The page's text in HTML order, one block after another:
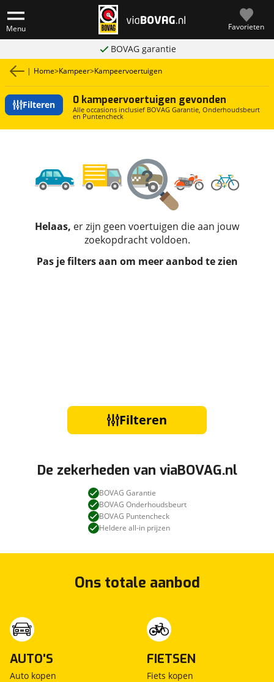
Menu Favorieten
BOVAG garantie
| Home>Kampeer>Kampeervoertuigen
Filteren 0 kampeervoertuigen gevonden
Alle occasions inclusief BOVAG Garantie, Onderhoudsbeurt
en Puntencheck
Helaas, er zijn geen voertuigen die aan jouw
zoekopdracht voldoen.
Pas je filters aan om meer aanbod te zien
Filteren
De zekerheden van viaBOVAG.nl
BOVAG Garantie
BOVAG Onderhoudsbeurt
BOVAG Puntencheck
Heldere all-in prijzen
Ons totale aanbod
AUTO'S
Auto kopen
FIETSEN
Fiets kopen